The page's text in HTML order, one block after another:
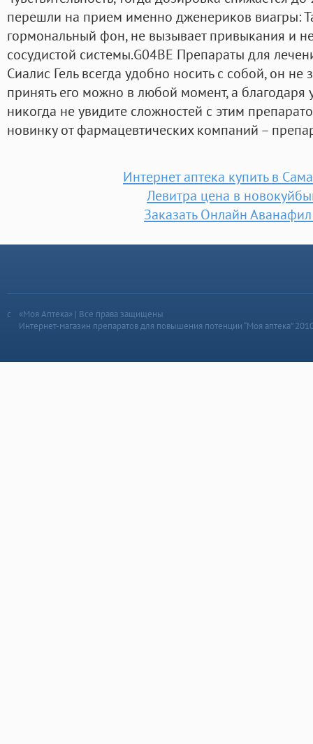
перешли на прием именно дженериков виагры:
гормональный фон, не вызывает привыкания и
сосудистой системы.G04BE Препараты для
Сиалис Гель всегда удобно носить с собой, он не
принять его можно в любой момент, а
никогда не увидите сложностей с этим
новинку от фармацевтических компаний –
Интернет аптека купить в
Левитра цена в
Заказать Онлайн
«Моя Аптека» | Все права защищены
Интернет-магазин препаратов для повышения потенции “Моя аптека”